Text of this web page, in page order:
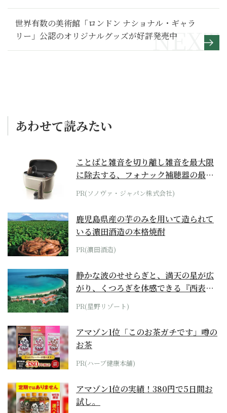
世界有数の美術館「ロンドン ナショナル・ギャラ
リー」公認のオリジナルグッズが好評発売中
あわせて読みたい
ことばと雑音を切り離し雑音を最大限
に除去する、フォナック補聴器の最上
位モデル
PR(ソノヴァ・ジャパン株式会社)
鹿児島県産の芋のみを用いて造られて
いる濵田酒造の本格焼酎
PR(濵田酒造)
静かな波のせせらぎと、満天の星が広
がり、くつろぎを体感できる『西表島
ホテル by...
PR(星野リゾート)
アマゾン1位「このお茶ガチです」噂の
お茶
PR(ハーブ健康本舗)
アマゾン1位の実績！380円で5日間お
試し。